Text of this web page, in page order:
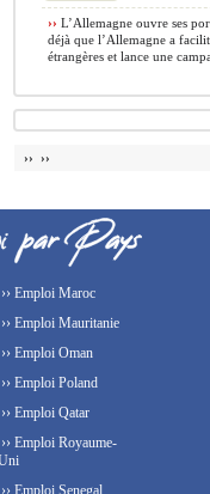
›› L’Allemagne ouvre ses
déjà que l’Allemagne a
étrangères et lance une
›› ››
›› Emploi Maroc
›› Emploi Mauritanie
›› Emploi Oman
›› Emploi Poland
›› Emploi Qatar
›› Emploi Royaume-
›› Emploi Senegal